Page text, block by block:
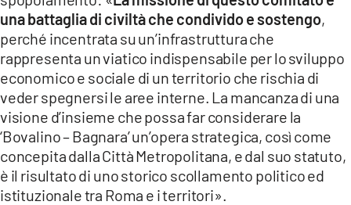
CATANZAROCHANNEL.IT
LACAPITALENEWS.IT
App
ANDROID
APPLE
una battaglia di civiltà che condivido e sostengo,
perché incentrata su un’infrastruttura che
rappresenta un viatico indispensabile per lo sviluppo
economico e sociale di un territorio che rischia di
veder spegnersi le aree interne. La mancanza di una
visione d’insieme che possa far considerare la
‘Bovalino – Bagnara’ un’opera strategica, così come
concepita dalla Città Metropolitana, e dal suo statuto,
è il risultato di uno storico scollamento politico ed
istituzionale tra Roma e i territori».